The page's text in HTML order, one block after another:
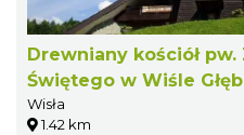
Drewniany kościół
Świętego w Wiśle
Wisła
1.42 km